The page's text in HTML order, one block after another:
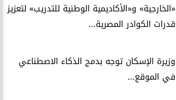
​«الخارجية» و«الأكاديمية الوطنية للتدريب» لتعزيز
قدرات الكوادر المصرية...
​وزيرة الإسكان توجه بدمج الذكاء الاصطناعي
في الموقع...